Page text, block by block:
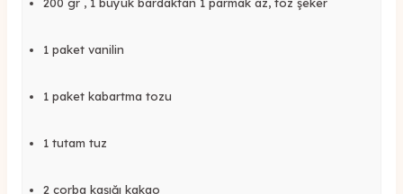
1 paket vanilin
1 paket kabartma tozu
1 tutam tuz
2 çorba kaşığı kakao